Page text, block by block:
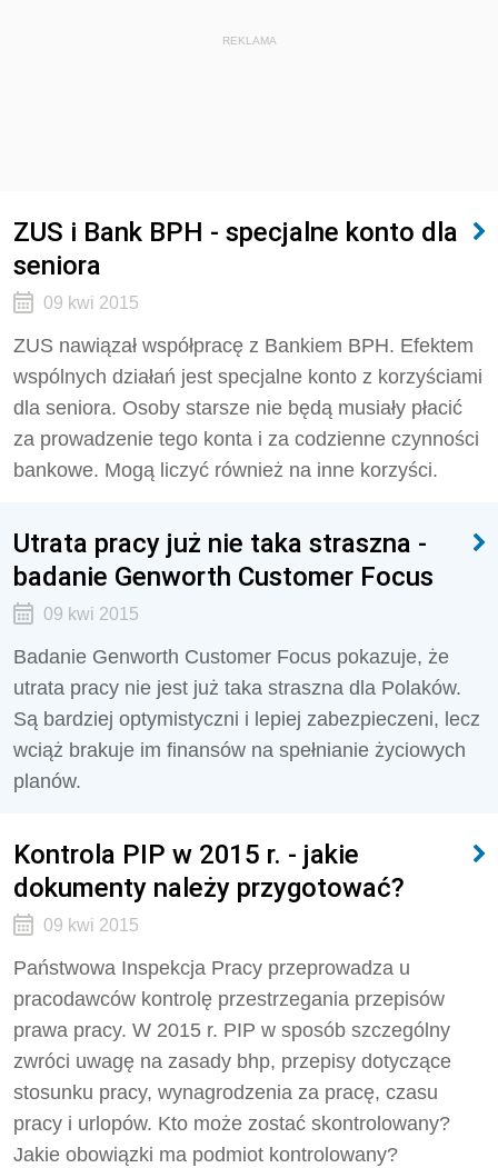
REKLAMA
ZUS i Bank BPH - specjalne konto dla
seniora
09 kwi 2015
ZUS nawiązał współpracę z Bankiem BPH. Efektem
wspólnych działań jest specjalne konto z korzyściami
dla seniora. Osoby starsze nie będą musiały płacić
za prowadzenie tego konta i za codzienne czynności
bankowe. Mogą liczyć również na inne korzyści.
Utrata pracy już nie taka straszna -
badanie Genworth Customer Focus
09 kwi 2015
Badanie Genworth Customer Focus pokazuje, że
utrata pracy nie jest już taka straszna dla Polaków.
Są bardziej optymistyczni i lepiej zabezpieczeni, lecz
wciąż brakuje im finansów na spełnianie życiowych
planów.
Kontrola PIP w 2015 r. - jakie
dokumenty należy przygotować?
09 kwi 2015
Państwowa Inspekcja Pracy przeprowadza u
pracodawców kontrolę przestrzegania przepisów
prawa pracy. W 2015 r. PIP w sposób szczególny
zwróci uwagę na zasady bhp, przepisy dotyczące
stosunku pracy, wynagrodzenia za pracę, czasu
pracy i urlopów. Kto może zostać skontrolowany?
Jakie obowiązki ma podmiot kontrolowany?